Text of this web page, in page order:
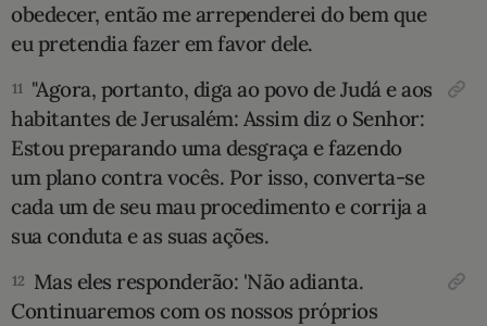
obedecer, então me arrependerei do bem que
eu pretendia fazer em favor dele.
11 "Agora, portanto, diga ao povo de Judá e aos
habitantes de Jerusalém: Assim diz o Senhor:
Estou preparando uma desgraça e fazendo
um plano contra vocês. Por isso, converta-se
cada um de seu mau procedimento e corrija a
sua conduta e as suas ações.
12 Mas eles responderão: 'Não adianta.
Continuaremos com os nossos próprios